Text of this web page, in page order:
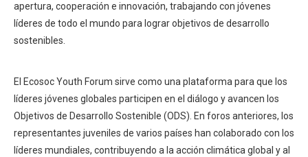
apertura, cooperación e innovación, trabajando con jóvenes
líderes de todo el mundo para lograr objetivos de desarrollo
sostenibles.
El Ecosoc Youth Forum sirve como una plataforma para que los
líderes jóvenes globales participen en el diálogo y avancen los
Objetivos de Desarrollo Sostenible (ODS). En foros anteriores, los
representantes juveniles de varios países han colaborado con los
líderes mundiales, contribuyendo a la acción climática global y al